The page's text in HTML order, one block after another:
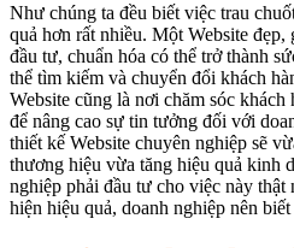
Như chúng ta đều biết việc trau
quả hơn rất nhiều. Một Website
đầu tư, chuẩn hóa có thể trở thành
thể tìm kiếm và chuyển đổi khách
Website cũng là nơi chăm sóc
để nâng cao sự tin tưởng đối với
thiết kế Website chuyên nghiệp sẽ
thương hiệu vừa tăng hiệu quả kinh
nghiệp phải đầu tư cho việc này
hiện hiệu quả, doanh nghiệp nên